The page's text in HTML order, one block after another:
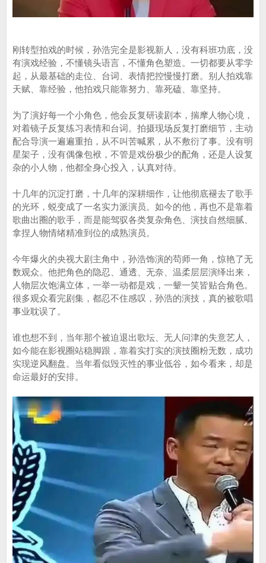
刚转型拍戏的时候，孙浩完全是影视新人，没有科班功底，没
有演戏经验，不懂镜头语言，不懂角色塑造。一切都要从零学
起，从最基础的走位、台词、表情把控慢慢打磨。别人拍戏靠
天赋、靠经验，他拍戏只能靠努力、靠死磕、靠坚持。
为了演好每一个小角色，他会反复研读剧本，揣摩人物心境，
对着镜子反复练习表情和台词。拍摄现场反复打磨细节，主动
配合导演一遍遍重拍，从不叫苦喊累，从不敷衍了事。没有明
星架子，没有偶像包袱，不管是戏份极少的配角，还是人设复
杂的小人物，他都全身心投入，认真对待。
十几年的沉淀打磨，十几年的深耕细作，让他彻底褪去了歌手
的光环，蜕变成了一名实力派演员。如今的他，再也不是靠着
歌曲出圈的歌手，而是能驾驭各类复杂角色、演技自然细腻、
拿捏人物情绪精准到位的成熟演员。
今年爆火的央视大剧主角中，孙浩饰演的苟师一角，惊艳了无
数观众。他把角色的隐忍、通透、无奈、温柔层层演绎出来，
人物层次饱满立体，一举一动都是戏，一颦一笑皆贴合角色。
很多观众看完剧集，都忍不住感叹，孙浩的演技，真的被歌唱
事业耽误了。
谁也想不到，当年那个被迫退出歌坛、无人问津的失意艺人，
如今能在影视圈站稳脚跟，靠着实打实的演技圈粉无数，成功
实现逆风翻盘。当年看似毁灭性的事业低谷，如今看来，却是
命运最好的安排。